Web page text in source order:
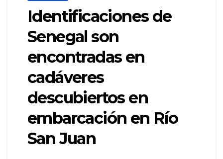
Identificaciones de
Senegal son
encontradas en
cadáveres
descubiertos en
embarcación en Río
San Juan